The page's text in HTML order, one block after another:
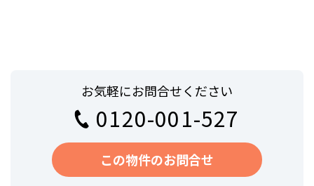
お気軽にお問合せください
0120-001-527
この物件のお問合せ